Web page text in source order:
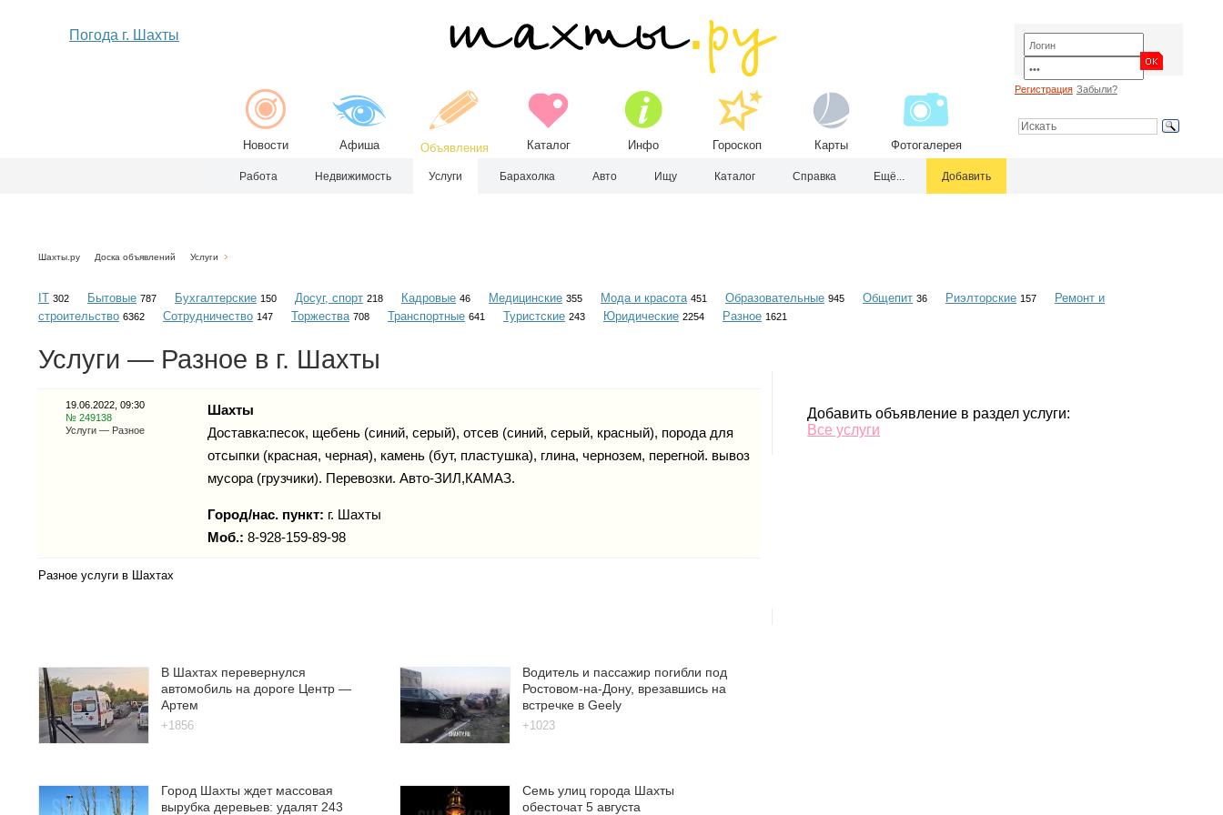
Погода г. Шахты
Новости Афиша Объявления Каталог Инфо Гороскоп Карты Фотогалерея
Регистрация Забыли?
Работа Недвижимость Услуги Барахолка Авто Ищу Каталог Справка Ещё... Добавить
Шахты.ру Доска объявлений Услуги
IT 302 Бытовые 787 Бухгалтерские 150 Досуг, спорт 218 Кадровые 46 Медицинские 355 Мода и красота 451 Образовательные 945 Общепит 36 Риэлторские 157
Ремонт и
строительство 6362 Сотрудничество 147 Торжества 708 Транспортные 641 Туристские 243 Юридические 2254 Разное 1621
Услуги — Разное в г. Шахты
19.06.2022, 09:30
№ 249138
Услуги — Разное
Шахты
Доставка:песок, щебень (синий, серый), отсев (синий, серый, красный), порода для
отсыпки (красная, черная), камень (бут, пластушка), глина, чернозем, перегной. вывоз
мусора (грузчики). Перевозки. Авто-ЗИЛ,КАМАЗ.
Город/нас. пункт: г. Шахты
Моб.: 8-928-159-89-98
Разное услуги в Шахтах
Добавить объявление в раздел услуги:
Все услуги
В Шахтах перевернулся
автомобиль на дороге Центр —
Артем
+1856
Водитель и пассажир погибли под
Ростовом-на-Дону, врезавшись на
встречке в Geely
+1023
Город Шахты ждет массовая
вырубка деревьев: удалят 243
Семь улиц города Шахты
обесточат 5 августа